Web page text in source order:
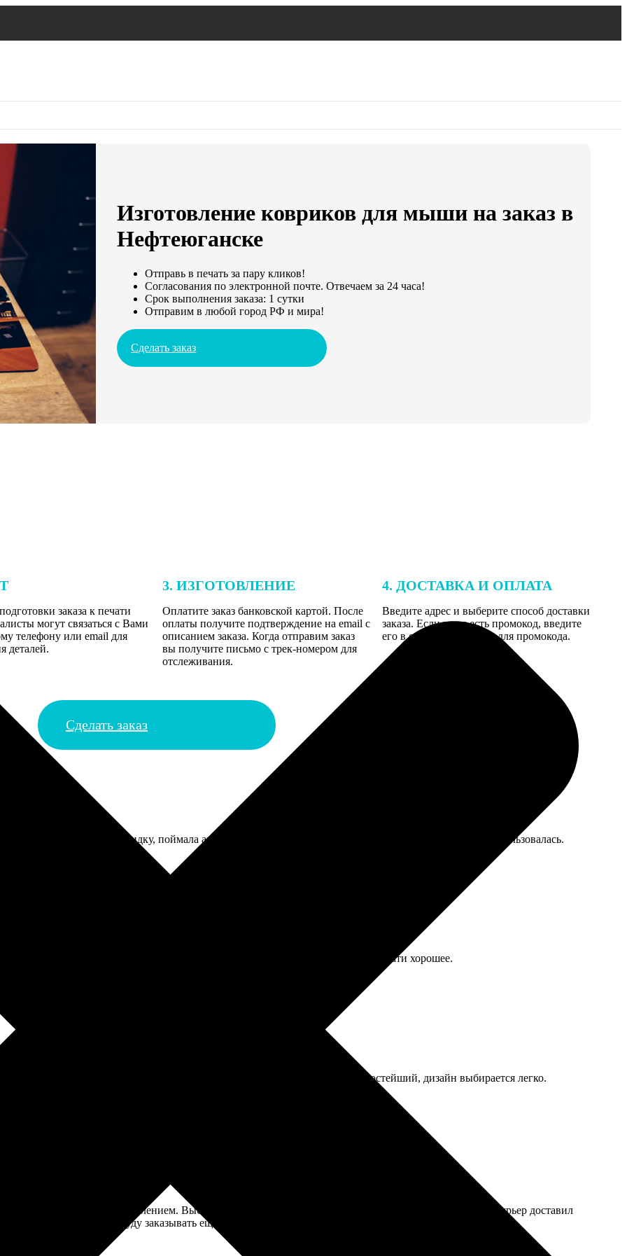
Изготовление ковриков для мыши на заказ в
Нефтеюганске
Отправь в печать за пару кликов!
Согласования по электронной почте. Отвечаем за 24 часа!
Срок выполнения заказа: 1 сутки
Отправим в любой город РФ и мира!
Сделать заказ
заказа к печати
могут связаться с Вами
телефону или email для
деталей.
3. ИЗГОТОВЛЕНИЕ
Оплатите заказ банковской картой. После
оплаты получите подтверждение на email с
описанием заказа. Когда отправим заказ
вы получите письмо с трек-номером для
отслеживания.
4. ДОСТАВКА И ОПЛАТА
Введите адрес и выберите способ доставки
заказа. Если у вас есть промокод, введите
его в специальное поле для промокода.
Сделать заказ
много. Ждала скидку, поймала акцию на календари и сделала. Без акций, наверное, реже бы пользовалась.
немного помятая по углам, но это скорее почта виновата, а так качество печати хорошее.
Заказала коврики для мыши, все сделали быстро. Процесс оформления простейший, дизайн выбирается легко.
закажу еще! Рекомендую всем своим знакомым!
разобралась с оформлением. Выбрала дизайн, загрузила фото, всё просто. Произвели быстро, курьер доставил
ощупь. Рекомендую, буду заказывать ещё!